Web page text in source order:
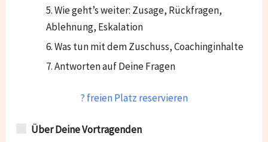
Wie geht’s weiter: Zusage, Rückfragen,
Ablehnung, Eskalation
Was tun mit dem Zuschuss, Coachinginhalte
Antworten auf Deine Fragen
? freien Platz reservieren
Über Deine Vortragenden